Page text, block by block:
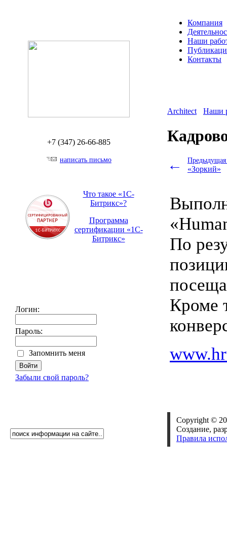
+7 (347) 26-66-885
написать письмо
Что такое «1С-
Битрикс»?
Программа
сертификации «1С-
Битрикс»
Логин:
Пароль:
Запомнить меня
Забыли свой пароль?
Компания
Наши
Контакты
Architect Наши
← Предыдущая
«Зоркий»
По
Кроме
Copyright ©
Создание,
Правила